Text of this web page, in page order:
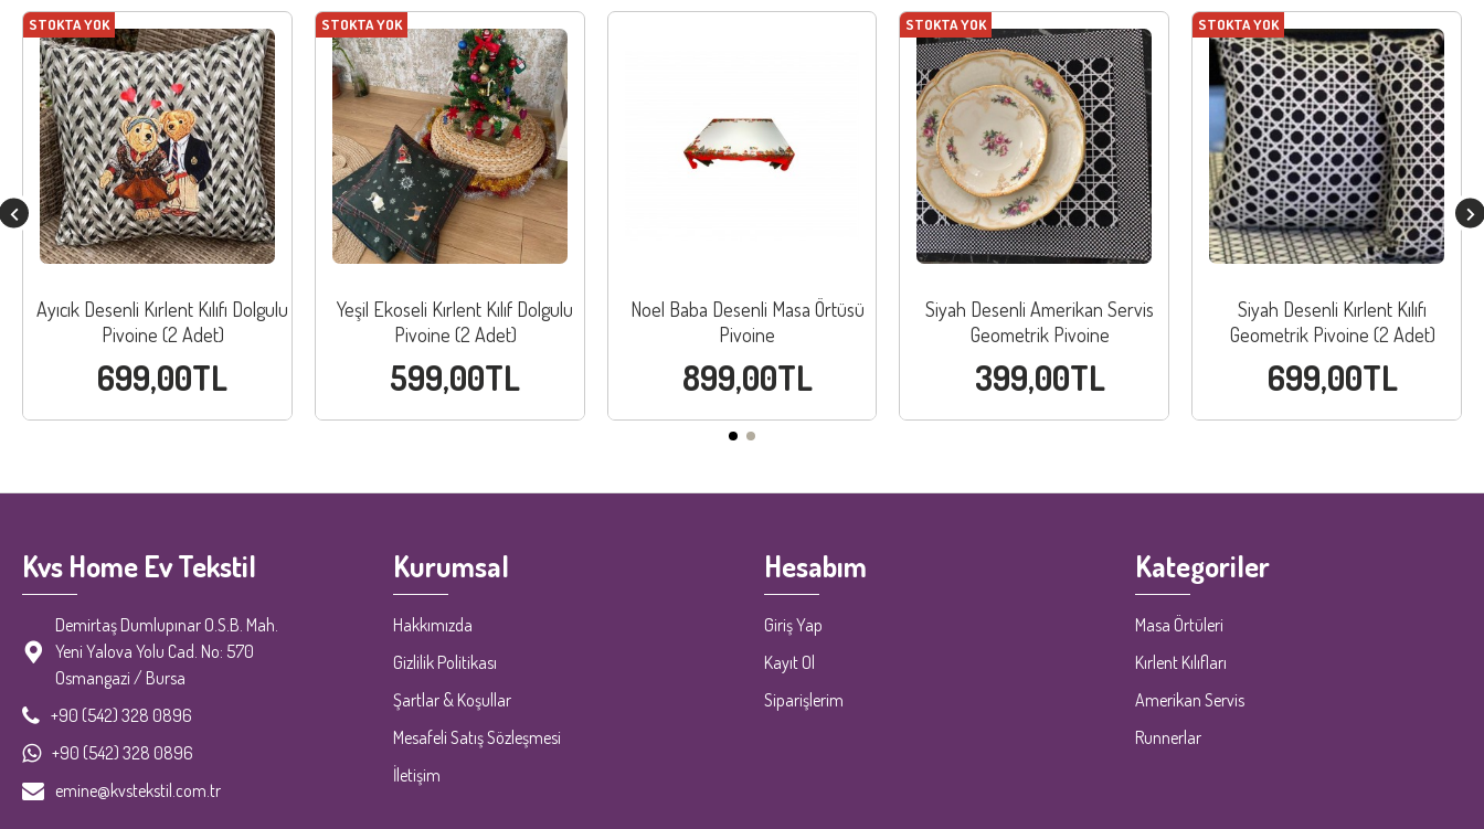
STOKTA YOK
Ayıcık Desenli Kırlent Kılıfı Dolgulu
Pivoine (2 Adet)
699,00TL
STOKTA YOK
Yeşil Ekoseli Kırlent Kılıf Dolgulu
Pivoine (2 Adet)
599,00TL
Noel Baba Desenli Masa Örtüsü
Pivoine
899,00TL
STOKTA YOK
Siyah Desenli Amerikan Servis
Geometrik Pivoine
399,00TL
STOKTA YOK
Siyah Desenli Kırlent Kılıfı
Geometrik Pivoine (2 Adet)
699,00TL
Kvs Home Ev Tekstil
Demirtaş Dumlupınar O.S.B. Mah.
Yeni Yalova Yolu Cad. No: 570
Osmangazi / Bursa
+90 (542) 328 0896
+90 (542) 328 0896
emine@kvstekstil.com.tr
Kurumsal
Hakkımızda
Gizlilik Politikası
Şartlar & Koşullar
Mesafeli Satış Sözleşmesi
İletişim
Hesabım
Giriş Yap
Kayıt Ol
Siparişlerim
Kategoriler
Masa Örtüleri
Kırlent Kılıfları
Amerikan Servis
Runnerlar